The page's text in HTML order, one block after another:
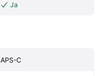
Ja
APS-C